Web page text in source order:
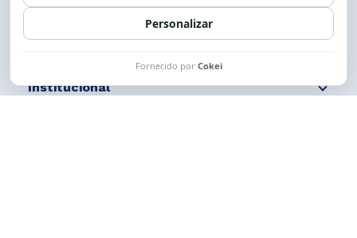
Siga nossas redes Fale conosco
Institucional